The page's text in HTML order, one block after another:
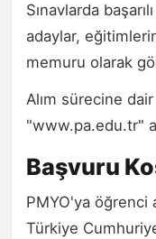
Sınavlarda
adaylar,
memuru olarak
Alım sürecine
"www.pa.edu.tr"
Başvuru
PMYO'ya öğrenci
Türkiye